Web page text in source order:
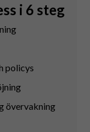
i 6 steg
policys
övervakning